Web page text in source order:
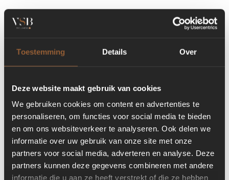
Toestemming Details Over
Deze website maakt gebruik van cookies
We gebruiken cookies om content en advertenties te
personaliseren, om functies voor social media te bieden
en om ons websiteverkeer te analyseren. Ook delen we
informatie over uw gebruik van onze site met onze
partners voor social media, adverteren en analyse. Deze
partners kunnen deze gegevens combineren met andere
informatie die u aan ze heeft verstrekt of die ze hebben